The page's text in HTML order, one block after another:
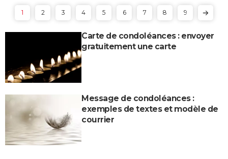
1 2 3 4 5 6 7 8 9
Carte de condoléances : envoyer
gratuitement une carte
Message de condoléances :
exemples de textes et modèle de
courrier